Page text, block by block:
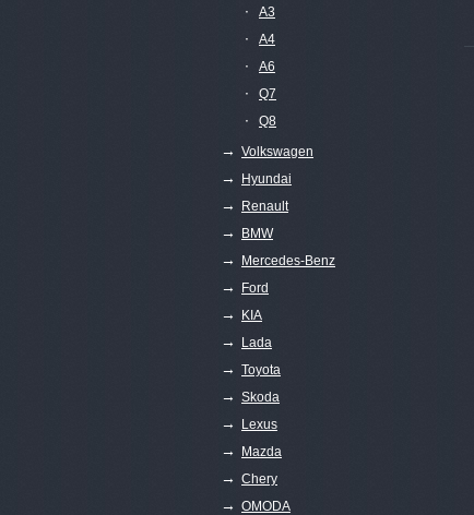
∙ A3
∙ A4
∙ A6
∙ Q7
∙ Q8
→ Volkswagen
→ Hyundai
→ Renault
→ BMW
→ Mercedes-Benz
→ Ford
→ KIA
→ Lada
→ Toyota
→ Skoda
→ Lexus
→ Mazda
→ Chery
→ OMODA